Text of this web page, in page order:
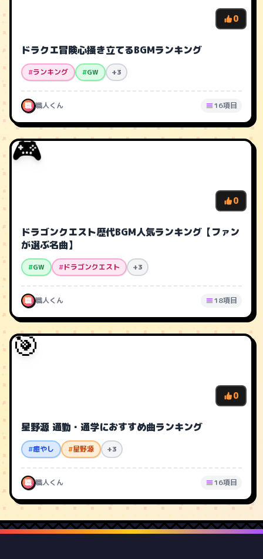
0
ドラクエ冒険心掻き立てるBGMランキング
#ランキング #GW +3
職 職人くん 16項目
🎮
0
ドラゴンクエスト歴代BGM人気ランキング【ファン
が選ぶ名曲】
#GW #ドラゴンクエスト +3
職 職人くん 18項目
🎯
0
星野源 通勤・通学におすすめ曲ランキング
#癒やし #星野源 +3
職 職人くん 16項目